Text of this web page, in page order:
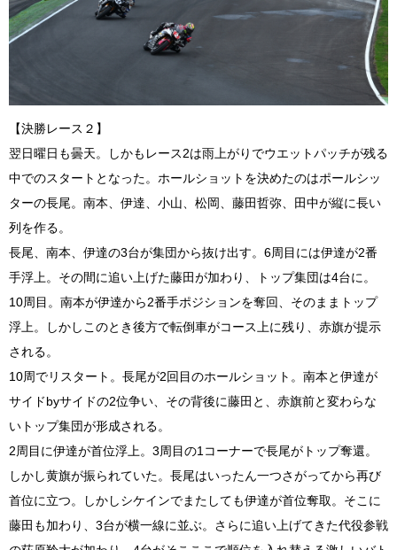
【決勝レース２】
翌日曜日も曇天。しかもレース2は雨上がりでウエットパッチが残る
中でのスタートとなった。ホールショットを決めたのはポールシッ
ターの長尾。南本、伊達、小山、松岡、藤田哲弥、田中が縦に長い
列を作る。
長尾、南本、伊達の3台が集団から抜け出す。6周目には伊達が2番
手浮上。その間に追い上げた藤田が加わり、トップ集団は4台に。
10周目。南本が伊達から2番手ポジションを奪回、そのままトップ
浮上。しかしこのとき後方で転倒車がコース上に残り、赤旗が提示
される。
10周でリスタート。長尾が2回目のホールショット。南本と伊達が
サイドbyサイドの2位争い、その背後に藤田と、赤旗前と変わらな
いトップ集団が形成される。
2周目に伊達が首位浮上。3周目の1コーナーで長尾がトップ奪還。
しかし黄旗が振られていた。長尾はいったん一つさがってから再び
首位に立つ。しかしシケインでまたしても伊達が首位奪取。そこに
藤田も加わり、3台が横一線に並ぶ。さらに追い上げてきた代役参戦